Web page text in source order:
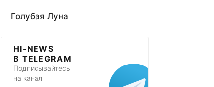
Голубая Луна
HI-NEWS
В TELEGRAM
Подписывайтесь
на канал